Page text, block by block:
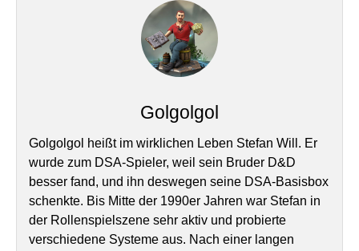
Golgolgol
Golgolgol heißt im wirklichen Leben Stefan Will. Er
wurde zum DSA-Spieler, weil sein Bruder D&D
besser fand, und ihn deswegen seine DSA-Basisbox
schenkte. Bis Mitte der 1990er Jahren war Stefan in
der Rollenspielszene sehr aktiv und probierte
verschiedene Systeme aus. Nach einer langen